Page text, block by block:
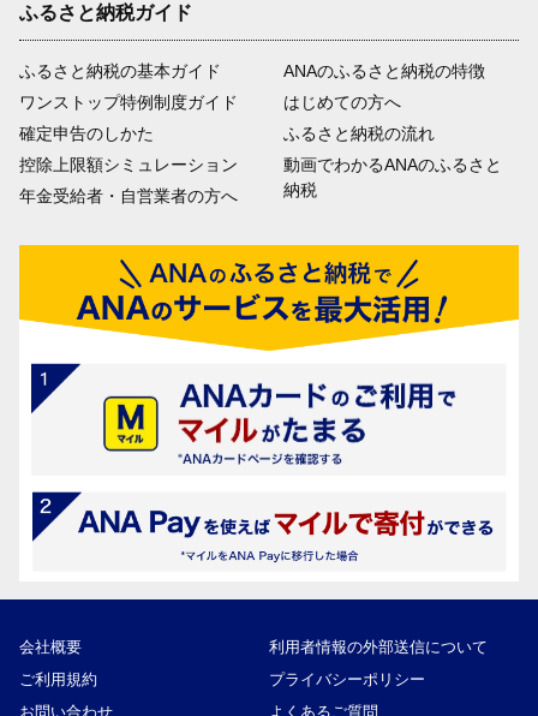
ふるさと納税ガイド
ふるさと納税の基本ガイド
ワンストップ特例制度ガイド
確定申告のしかた
控除上限額シミュレーション
年金受給者・自営業者の方へ
ANAのふるさと納税の特徴
はじめての方へ
ふるさと納税の流れ
動画でわかるANAのふるさと
納税
会社概要
利用者情報の外部送信について
ご利用規約
プライバシーポリシー
お問い合わせ
よくあるご質問